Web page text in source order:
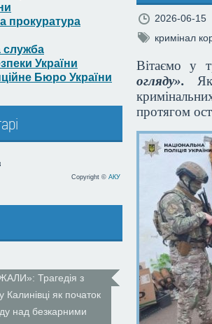
прокуратура
служба
України
Бюро України
Copyright © АКУ
Трагедія з
Калинівці як початок
над безкарними
2026-06-15
кримінал
Вітаємо у
огляду». Як
протягом